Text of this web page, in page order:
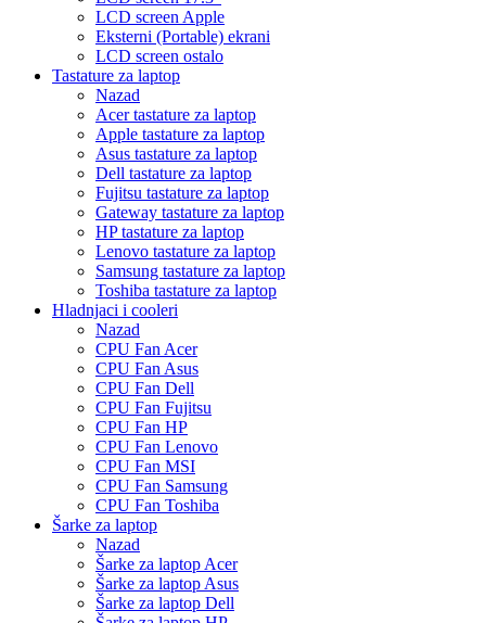
LCD screen Apple
Eksterni (Portable) ekrani
LCD screen ostalo
Tastature za laptop
Nazad
Acer tastature za laptop
Apple tastature za laptop
Asus tastature za laptop
Dell tastature za laptop
Fujitsu tastature za laptop
Gateway tastature za laptop
HP tastature za laptop
Lenovo tastature za laptop
Samsung tastature za laptop
Toshiba tastature za laptop
Hladnjaci i cooleri
Nazad
CPU Fan Acer
CPU Fan Asus
CPU Fan Dell
CPU Fan Fujitsu
CPU Fan HP
CPU Fan Lenovo
CPU Fan MSI
CPU Fan Samsung
CPU Fan Toshiba
Šarke za laptop
Nazad
Šarke za laptop Acer
Šarke za laptop Asus
Šarke za laptop Dell